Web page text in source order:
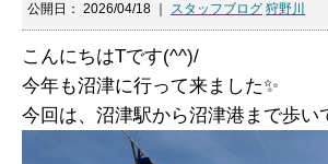
公開日： 2026/04/18 スタッフブログ 狩野川
こんにちはTです(^^)/
今年も沼津に行って来ました✨
今回は、沼津駅から沼津港まで歩い